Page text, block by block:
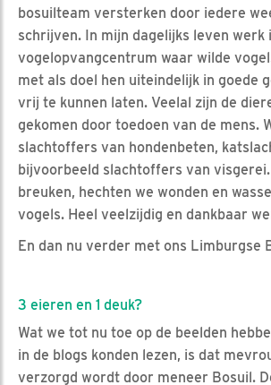
bosuilteam versterken door iedere
schrijven. In mijn dagelijks leven werk
vogelopvangcentrum waar wilde
met als doel hen uiteindelijk in goede
vrij te kunnen laten. Veelal zijn de
gekomen door toedoen van de mens.
slachtoffers van hondenbeten,
bijvoorbeeld slachtoffers van visgerei.
breuken, hechten we wonden en
vogels. Heel veelzijdig en dankbaar
En dan nu verder met ons Limburgse
3 eieren en 1 deuk?
Wat we tot nu toe op de beelden
in de blogs konden lezen, is dat
verzorgd wordt door meneer Bosuil.